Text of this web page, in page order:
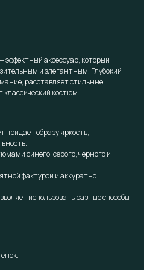
эффектный аксессуар, который
и элегантным. Глубокий
расставляет стильные
костюм.
образу яркость,
синего, серого, черного и
фактурой и аккуратно
использовать разные способы